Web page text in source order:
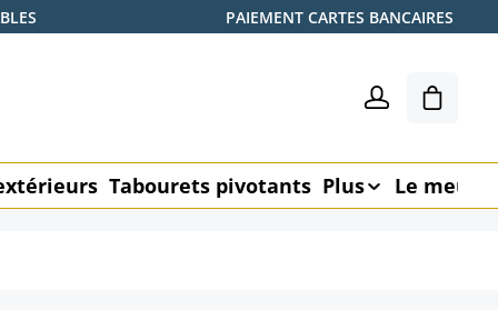
PAIEMENT CARTES BANCAIRES
Le
Tabourets pivotants Plus Le